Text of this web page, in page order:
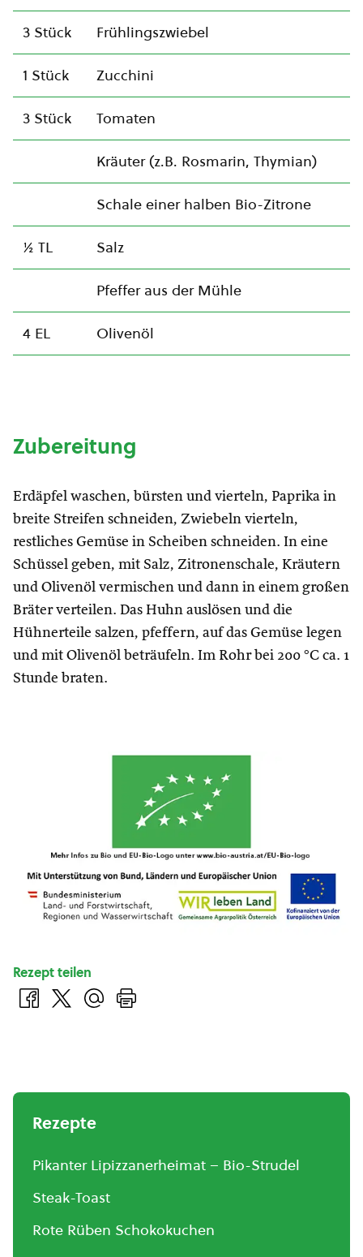
3 Stück Frühlingszwiebel
1 Stück Zucchini
3 Stück Tomaten
Kräuter (z.B. Rosmarin, Thymian)
Schale einer halben Bio-Zitrone
½ TL Salz
Pfeffer aus der Mühle
4 EL Olivenöl
Zubereitung
Erdäpfel waschen, bürsten und vierteln, Paprika in
breite Streifen schneiden, Zwiebeln vierteln,
restliches Gemüse in Scheiben schneiden. In eine
Schüssel geben, mit Salz, Zitronenschale, Kräutern
und Olivenöl vermischen und dann in einem großen
Bräter verteilen. Das Huhn auslösen und die
Hühnerteile salzen, pfeffern, auf das Gemüse legen
und mit Olivenöl beträufeln. Im Rohr bei 200 °C ca. 1
Stunde braten.
Rezept teilen
Rezepte
Pikanter Lipizzanerheimat – Bio-Strudel
Steak-Toast
Rote Rüben Schokokuchen